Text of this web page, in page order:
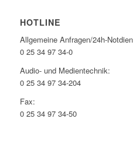
HOTLINE
Allgemeine Anfragen/24h-
0 25 34 97 34-0
Audio- und Medientechnik:
0 25 34 97 34-204
Fax:
0 25 34 97 34-50